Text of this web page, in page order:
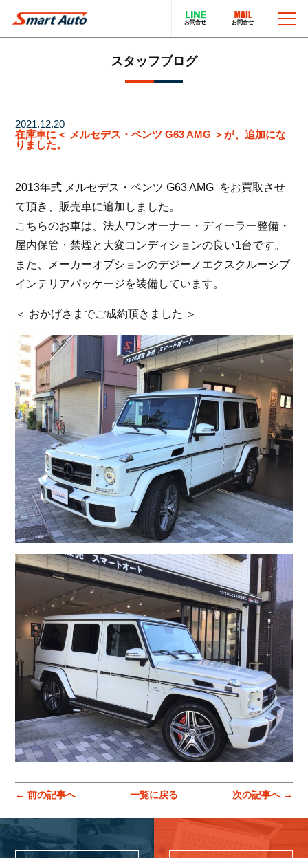
スタッフブログ
2021.12.20
在庫車に＜ メルセデス・ベンツ G63 AMG ＞が、追加にな
りました。
2013年式 メルセデス・ベンツ G63 AMG をお買取させ
て頂き、販売車に追加しました。
こちらのお車は、法人ワンオーナー・ディーラー整備・
屋内保管・禁煙と大変コンディションの良い1台です。
また、メーカーオプションのデジーノエクスクルーシブ
インテリアパッケージを装備しています。
＜ おかげさまでご成約頂きました ＞
← 前の記事へ 一覧に戻る 次の記事へ →
スマートオートのこと
輸入車販売サービス
トータルカーサービス
在庫車一覧
採用情報
スマートオート（株式会社スマート・カーサービス
輸入車買取販売事業）
〒136-0074 東京都江東区東砂7-10-14
TEL : 03-6666-2544
MAIL :info@smart-auto.co.jp
プロテクションフィルム専門店
株式会社スマート・カーサービス
コーポレートサイトはこちら
お問い合わせ
在庫車について
買取・下取りについて
LINEでのお問い合わせ
電話でのお問い合わせ
スマートオート（株式会社スマート・カーサービス
輸入車買取販売事業）
〒136-0074 東京都江東区東砂7-10-14
TEL : 03-6666-2544
MAIL :
info@smart-auto.co.jp
コーポレートサイト
プロテクションフィルム専門店
株式会社スマート・カーサービス
コーポレートサイトはこちら